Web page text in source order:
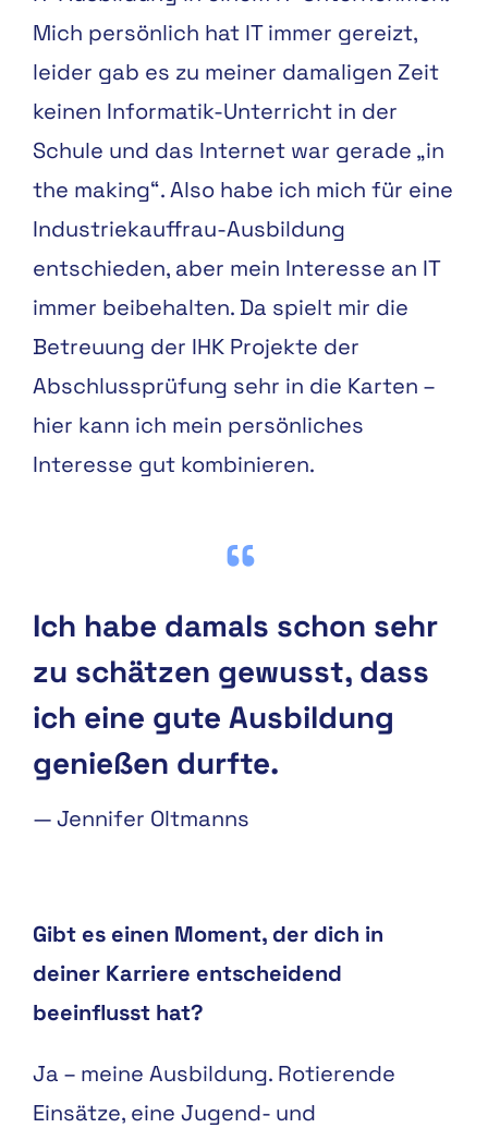
Mich persönlich hat IT immer gereizt,
leider gab es zu meiner damaligen Zeit
keinen Informatik-Unterricht in der
Schule und das Internet war gerade „in
the making“. Also habe ich mich für eine
Industriekauffrau-Ausbildung
entschieden, aber mein Interesse an IT
immer beibehalten. Da spielt mir die
Betreuung der IHK Projekte der
Abschlussprüfung sehr in die Karten –
hier kann ich mein persönliches
Interesse gut kombinieren.
Ich habe damals schon sehr
zu schätzen gewusst, dass
ich eine gute Ausbildung
genießen durfte.
—Jennifer Oltmanns
Gibt es einen Moment, der dich in
deiner Karriere entscheidend
beeinflusst hat?
Ja – meine Ausbildung. Rotierende
Einsätze, eine Jugend- und